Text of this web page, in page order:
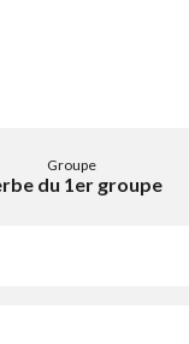
Groupe
du 1er groupe